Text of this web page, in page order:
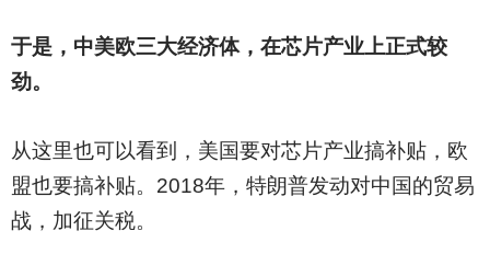
于是，中美欧三大经济体，在芯片产业上正式较
劲。
从这里也可以看到，美国要对芯片产业搞补贴，欧
盟也要搞补贴。2018年，特朗普发动对中国的贸易
战，加征关税。